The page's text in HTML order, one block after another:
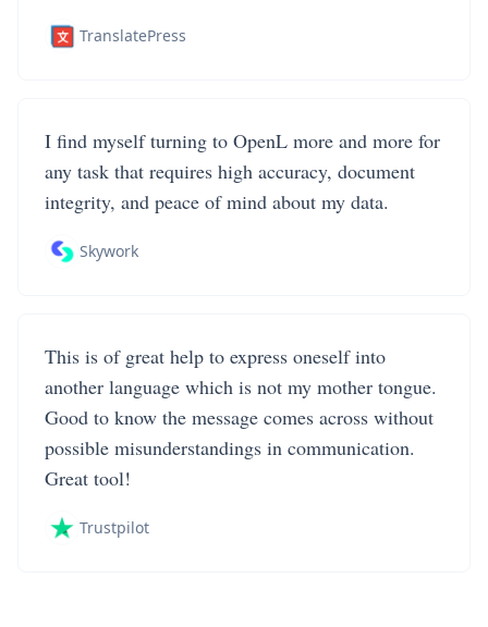
TranslatePress
I find myself turning to OpenL more and more for
any task that requires high accuracy, document
integrity, and peace of mind about my data.
Skywork
This is of great help to express oneself into
another language which is not my mother tongue.
Good to know the message comes across without
possible misunderstandings in communication.
Great tool!
Trustpilot